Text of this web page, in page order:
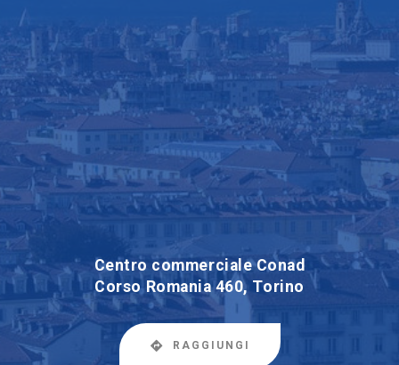
Centro commerciale Conad
Corso Romania 460, Torino
RAGGIUNGI